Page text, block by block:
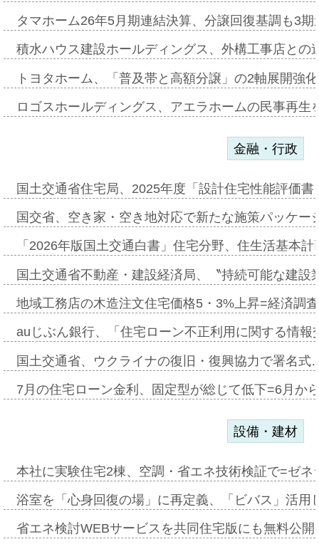
タマホーム26年5月期連結決算、分譲回復基調も3
積水ハウス建設ホールディングス、外構工事店と
トヨタホーム、「普及帯と高額分譲」の2軸展開強
ロゴスホールディングス、アエラホームの民事再
金融・行政
国土交通省住宅局、2025年度「設計住宅性能評価
国交省、空き家・空き地対応で新たな施策パッケ
「2026年版国土交通白書」住宅分野、住生活基本
国土交通省不動産・建設経済局、〝持続可能な建
地域工務店の木造注文住宅価格5・3%上昇=経済調
auじぶん銀行、「住宅ローン不正利用に関する情
国土交通省、ウクライナの復旧・復興協力で署名
7月の住宅ローン金利、固定型が総じて低下=6月か
設備・建材
本社に実験住宅2棟、空調・省エネ技術検証で=ゼ
浴室を「心身回復の場」に再定義、「ビバス」活
省エネ検討WEBサービスを共同住宅版にも無料公